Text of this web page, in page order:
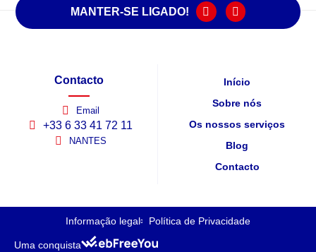
MANTER-SE LIGADO!
Contacto
Email
+33 6 33 41 72 11
NANTES
Início
Sobre nós
Os nossos serviços
Blog
Contacto
Informação legal Política de Privacidade
Uma conquista